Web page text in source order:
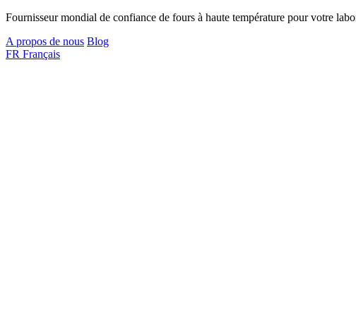
Fournisseur mondial de confiance de fours à haute température pour votre
A propos de nous Blog
FR Français